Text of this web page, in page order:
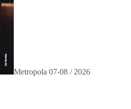
Metropola 07-08 / 2026